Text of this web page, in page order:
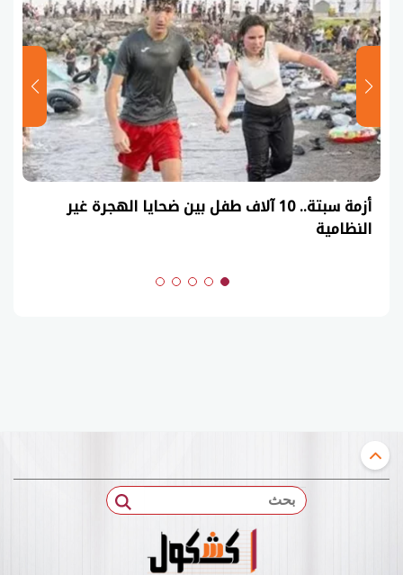
أزمة سبتة.. 10 آلاف طفل بين ضحايا الهجرة غير
النظامية
بحث